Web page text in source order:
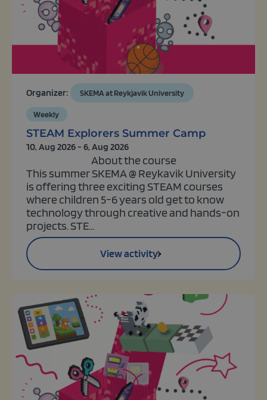
Organizer: SKEMA at Reykjavik University
Weekly
STEAM Explorers Summer Camp
10, Aug 2026 - 6, Aug 2026
About the course
This summer SKEMA @ Reykavik University
is offering three exciting STEAM courses
where children 5-6 years old get to know
technology through creative and hands-on
projects. STE...
View activity